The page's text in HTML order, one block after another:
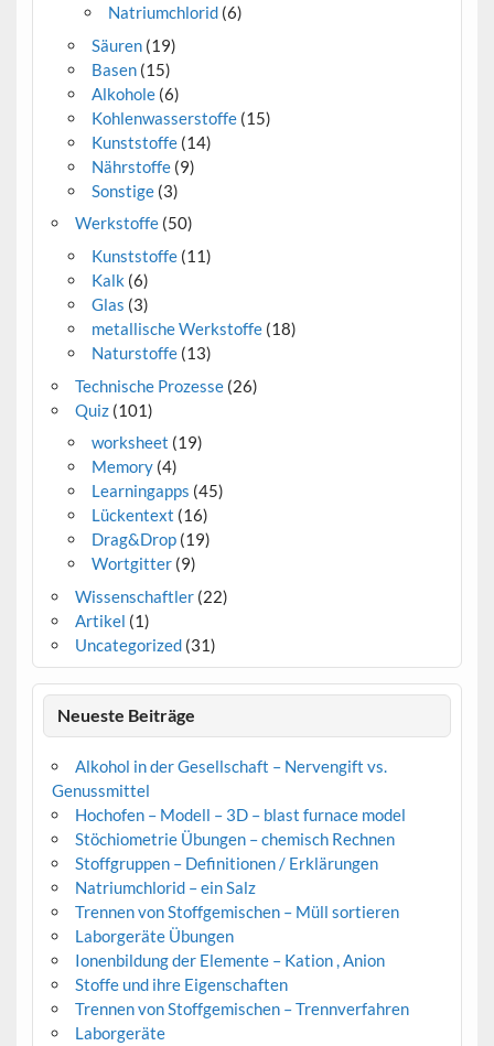
Natriumchlorid (6)
Säuren(19)
Basen(15)
Alkohole(6)
Kohlenwasserstoffe(15)
Kunststoffe(14)
Nährstoffe(9)
Sonstige(3)
Werkstoffe(50)
Kunststoffe(11)
Kalk (6)
Glas (3)
metallische Werkstoffe(18)
Naturstoffe(13)
Technische Prozesse(26)
Quiz(101)
worksheet (19)
Memory(4)
Learningapps (45)
Lückentext (16)
Drag&Drop(19)
Wortgitter(9)
Wissenschaftler(22)
Artikel (1)
Uncategorized(31)
Neueste Beiträge
Alkohol in der Gesellschaft – Nervengift vs.
Genussmittel
Hochofen – Modell – 3D – blast furnace model
Stöchiometrie Übungen – chemisch Rechnen
Stoffgruppen – Definitionen / Erklärungen
Natriumchlorid – ein Salz
Trennen von Stoffgemischen – Müll sortieren
Laborgeräte Übungen
Ionenbildung der Elemente – Kation , Anion
Stoffe und ihre Eigenschaften
Trennen von Stoffgemischen – Trennverfahren
Laborgeräte